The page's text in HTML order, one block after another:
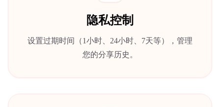
隐私控制
设置过期时间（1小时、24小时、7天等），管理
您的分享历史。